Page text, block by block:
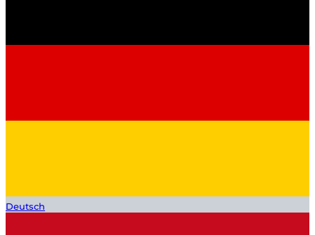
Deutsch